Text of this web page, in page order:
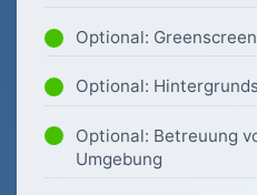
Optional:
Optional:
Optional: Betreuung
Umgebung